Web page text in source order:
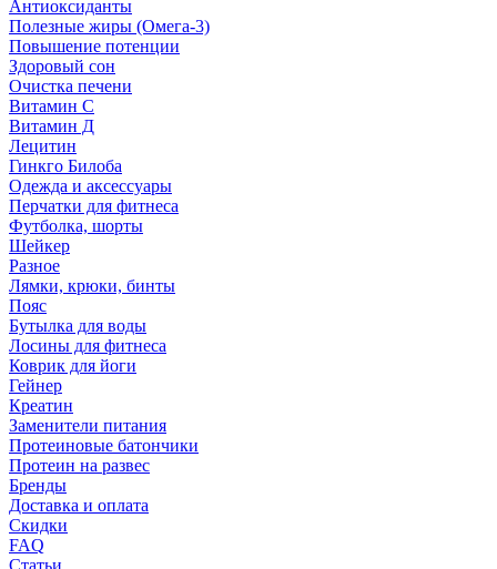
Антиоксиданты
Полезные жиры (Омега-3)
Повышение потенции
Здоровый сон
Очистка печени
Витамин С
Витамин Д
Лецитин
Гинкго Билоба
Одежда и аксессуары
Перчатки для фитнеса
Футболка, шорты
Шейкер
Разное
Лямки, крюки, бинты
Пояс
Бутылка для воды
Лосины для фитнеса
Коврик для йоги
Гейнер
Креатин
Заменители питания
Протеиновые батончики
Протеин на развес
Бренды
Доставка и оплата
Скидки
FAQ
Статьи